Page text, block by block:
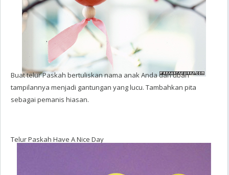
Buat telur Paskah bertuliskan nama anak Anda dan ubah
tampilannya menjadi gantungan yang lucu. Tambahkan pita
sebagai pemanis hiasan.
Telur Paskah Have A Nice Day